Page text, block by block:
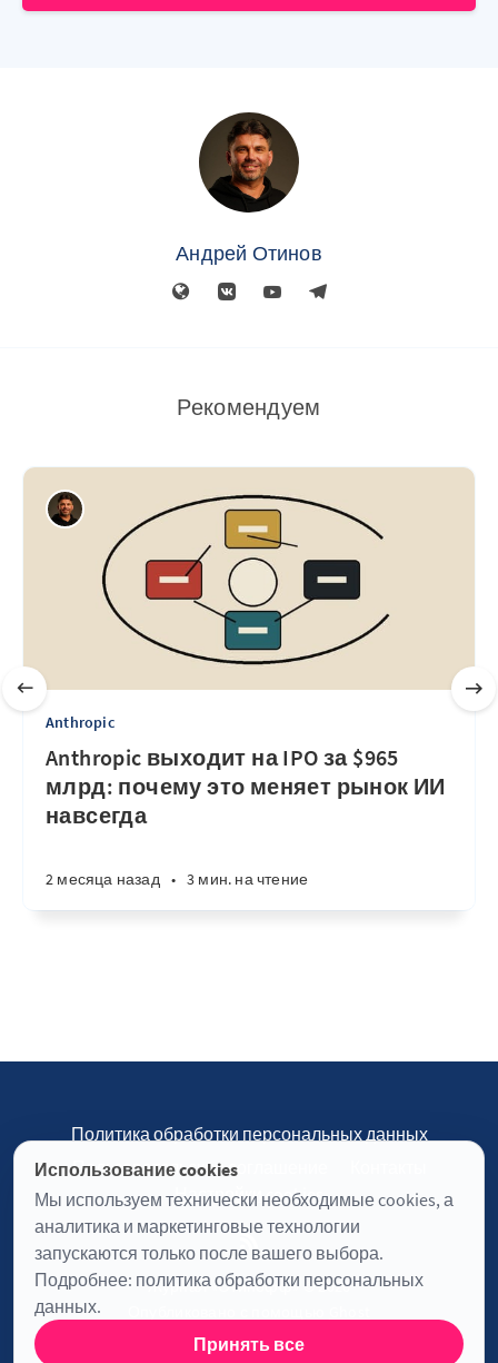
Андрей Отинов
Рекомендуем
Anthropic
Anthropic выходит на IPO за $965
млрд: почему это меняет рынок ИИ
навсегда
2 месяца назад • 3 мин. на чтение
Использование cookies
Мы используем технически необходимые cookies, а
аналитика и маркетинговые технологии
запускаются только после вашего выбора.
Подробнее: политика обработки персональных
данных.
Принять все
Политика обработки персональных данных
Пользовательское соглашение
Настройки cookies
Журнал «Отинофф» © 2026